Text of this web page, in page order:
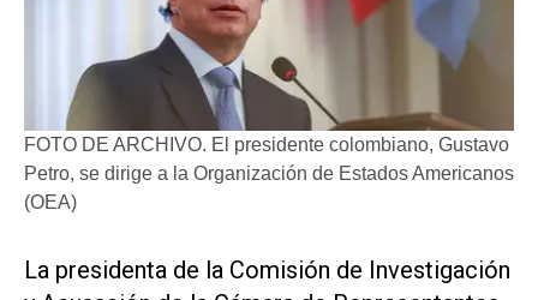
FOTO DE ARCHIVO. El presidente colombiano, Gustavo
Petro, se dirige a la Organización de Estados Americanos
(OEA)
​La presidenta de la Comisión de Investigación